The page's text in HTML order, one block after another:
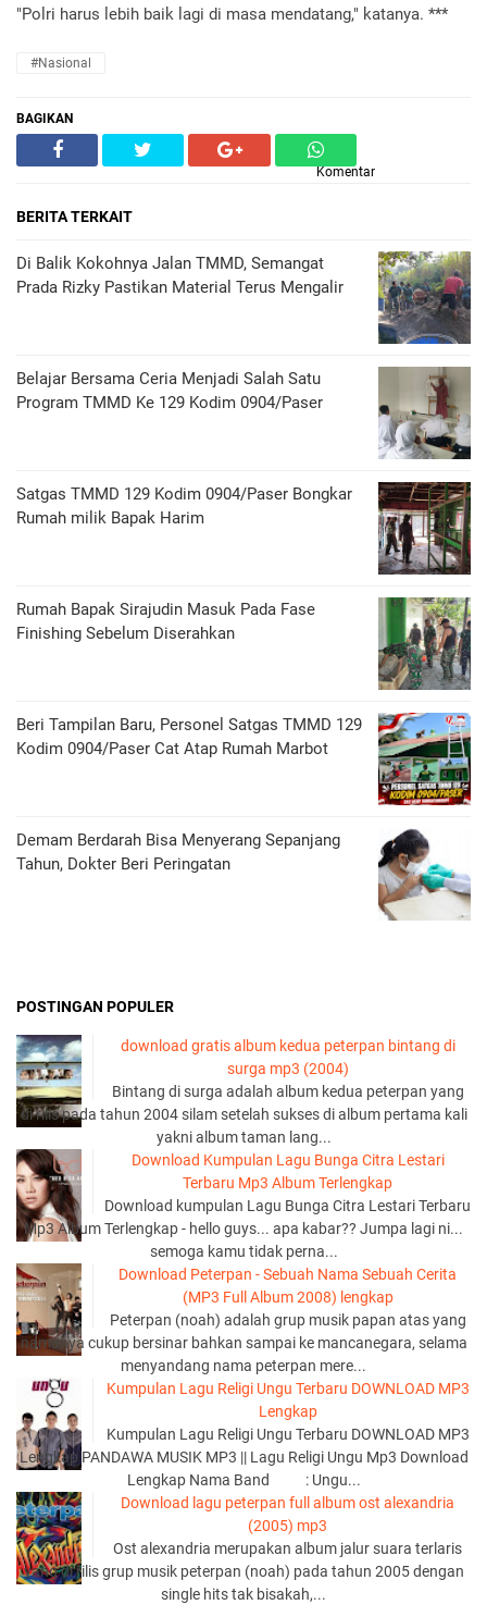
"Polri harus lebih baik lagi di masa mendatang," katanya. ***
#Nasional
BAGIKAN
Komentar
BERITA TERKAIT
Di Balik Kokohnya Jalan TMMD, Semangat
Prada Rizky Pastikan Material Terus Mengalir
Belajar Bersama Ceria Menjadi Salah Satu
Program TMMD Ke 129 Kodim 0904/Paser
Satgas TMMD 129 Kodim 0904/Paser Bongkar
Rumah milik Bapak Harim
Rumah Bapak Sirajudin Masuk Pada Fase
Finishing Sebelum Diserahkan
Beri Tampilan Baru, Personel Satgas TMMD 129
Kodim 0904/Paser Cat Atap Rumah Marbot
Demam Berdarah Bisa Menyerang Sepanjang
Tahun, Dokter Beri Peringatan
POSTINGAN POPULER
download gratis album kedua peterpan bintang di
surga mp3 (2004)
Bintang di surga adalah album kedua peterpan yang
di rilis pada tahun 2004 silam setelah sukses di album pertama kali
yakni album taman lang...
Download Kumpulan Lagu Bunga Citra Lestari
Terbaru Mp3 Album Terlengkap
Download kumpulan Lagu Bunga Citra Lestari Terbaru
Mp3 Album Terlengkap - hello guys... apa kabar?? Jumpa lagi ni...
semoga kamu tidak perna...
Download Peterpan - Sebuah Nama Sebuah Cerita
(MP3 Full Album 2008) lengkap
Peterpan (noah) adalah grup musik papan atas yang
namanya cukup bersinar bahkan sampai ke mancanegara, selama
menyandang nama peterpan mere...
Kumpulan Lagu Religi Ungu Terbaru DOWNLOAD MP3
Lengkap
Kumpulan Lagu Religi Ungu Terbaru DOWNLOAD MP3
Lengkap PANDAWA MUSIK MP3 || Lagu Religi Ungu Mp3 Download
Lengkap Nama Band : Ungu...
Download lagu peterpan full album ost alexandria
(2005) mp3
Ost alexandria merupakan album jalur suara terlaris
yang di rilis grup musik peterpan (noah) pada tahun 2005 dengan
single hits tak bisakah,...